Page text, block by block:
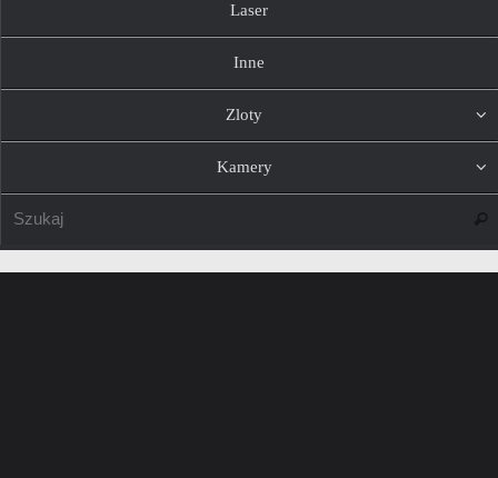
Laser
Inne
Zloty
Kamery